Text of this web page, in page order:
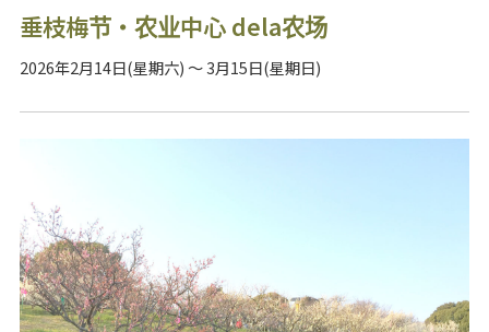
垂枝梅节・农业中心 dela农场
2026年2月14日(星期六) ～ 3月15日(星期日)